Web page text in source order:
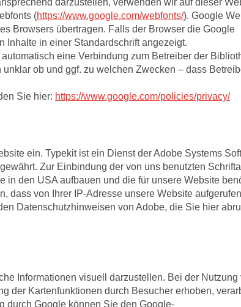
darzustellen, verwenden wir auf dieser
(https://www.google.com/webfonts/). Google
Browsers übertragen. Falls der Browser die Google
Inhalte in einer Standardschrift angezeigt.
eine Verbindung zum Betreiber der
ob und ggf. zu welchen Zwecken – dass
Sie hier: https://www.google.com/policies/privacy/
ein. Typekit ist ein Dienst der Adobe Systems
Zur Einbindung der von uns benutzten
in den USA aufbauen und die für unsere Website
dass von Ihrer IP-Adresse unsere Website aufgerufen
Datenschutzhinweisen von Adobe, die Sie hier
Informationen visuell darzustellen. Bei der Nutzung
der Kartenfunktionen durch Besucher erhoben,
durch Google können Sie den Google-